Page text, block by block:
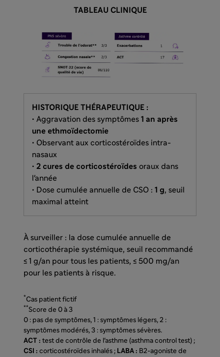
TABLEAU CLINIQUE
HISTORIQUE THÉRAPEUTIQUE :
• Aggravation des symptômes 1 an après
une ethmoïdectomie
• Observant aux corticostéroïdes intra-
nasaux
• 2 cures de corticostéroïdes oraux dans
l'année
• Dose cumulée annuelle de CSO : 1 g, seuil
maximal atteint
À surveiller : la dose cumulée annuelle de
corticothérapie systémique, seuil recommandé
≤ 1 g/an pour tous les patients, ≤ 500 mg/an
pour les patients à risque.
*Cas patient fictif
**Score de 0 à 3
0 : pas de symptômes, 1 : symptômes légers, 2 :
symptômes modérés, 3 : symptômes sévères.
ACT : test de contrôle de l'asthme (asthma control test) ;
CSI : corticostéroïdes inhalés ; LABA : B2-agoniste de